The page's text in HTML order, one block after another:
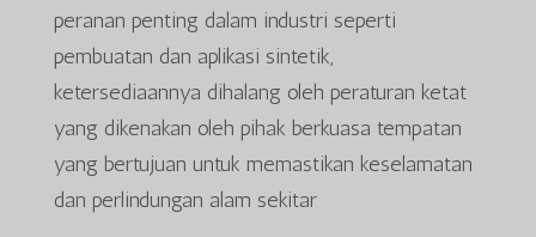
peranan penting dalam industri seperti
pembuatan dan aplikasi sintetik,
ketersediaannya dihalang oleh peraturan ketat
yang dikenakan oleh pihak berkuasa tempatan
yang bertujuan untuk memastikan keselamatan
dan perlindungan alam sekitar